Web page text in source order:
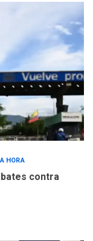
HORA
contra